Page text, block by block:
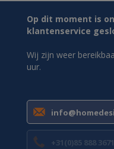
Op dit moment is
klantenservice
Wij zijn weer
uur.
+31(0)85 888 3671